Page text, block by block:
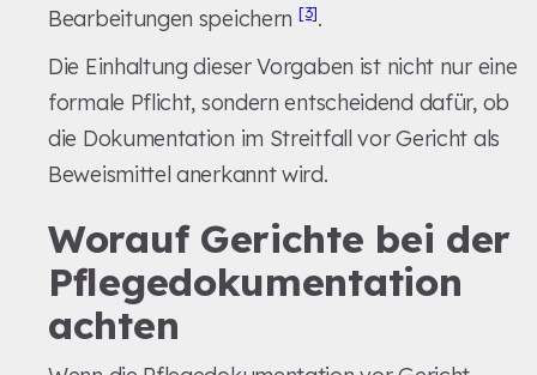
Bearbeitungen speichern[3].
Die Einhaltung dieser Vorgaben ist nicht nur eine
formale Pflicht, sondern entscheidend dafür, ob
die Dokumentation im Streitfall vor Gericht als
Beweismittel anerkannt wird.
Worauf Gerichte bei der
Pflegedokumentation
achten